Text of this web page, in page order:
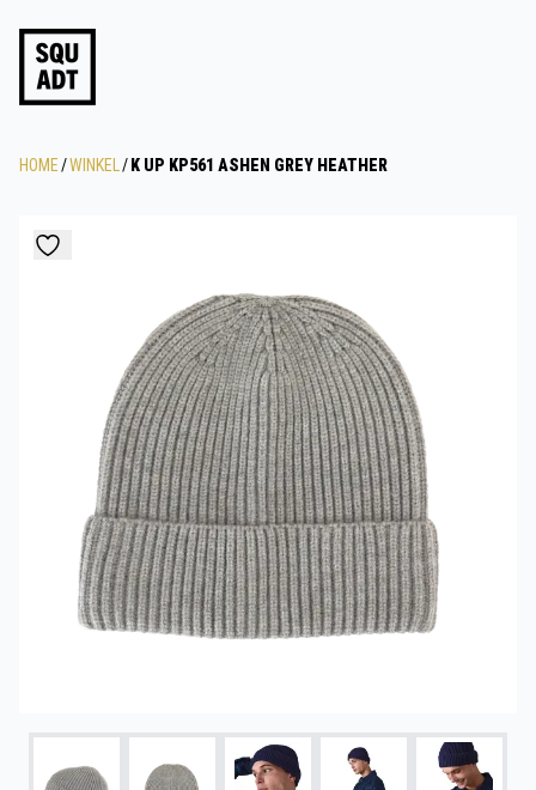
HOME/WINKEL / K UP KP561 ASHEN GREY HEATHER